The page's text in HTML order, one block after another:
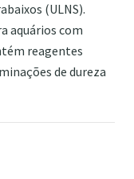
(ULNS).
aquários com
reagentes
de dureza